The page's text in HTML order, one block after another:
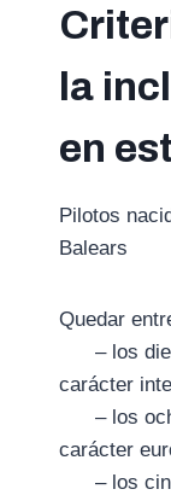
la
en
Pilotos
Balears
Quedar
– los diez
carácter
– los
carácter
– los